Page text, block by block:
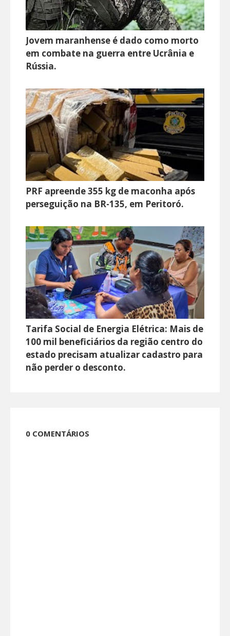
Jovem maranhense é dado como morto
em combate na guerra entre Ucrânia e
Rússia.
PRF apreende 355 kg de maconha após
perseguição na BR-135, em Peritoró.
Tarifa Social de Energia Elétrica: Mais de
100 mil beneficiários da região centro do
estado precisam atualizar cadastro para
não perder o desconto.
0 COMENTÁRIOS